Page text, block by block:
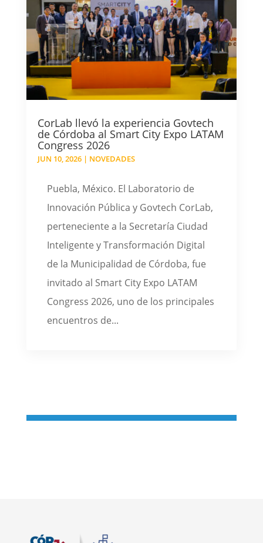
CorLab llevó la experiencia Govtech
de Córdoba al Smart City Expo LATAM
Congress 2026
JUN 10, 2026| NOVEDADES
Puebla, México. El Laboratorio de
Innovación Pública y Govtech CorLab,
perteneciente a la Secretaría Ciudad
Inteligente y Transformación Digital
de la Municipalidad de Córdoba, fue
invitado al Smart City Expo LATAM
Congress 2026, uno de los principales
encuentros de...